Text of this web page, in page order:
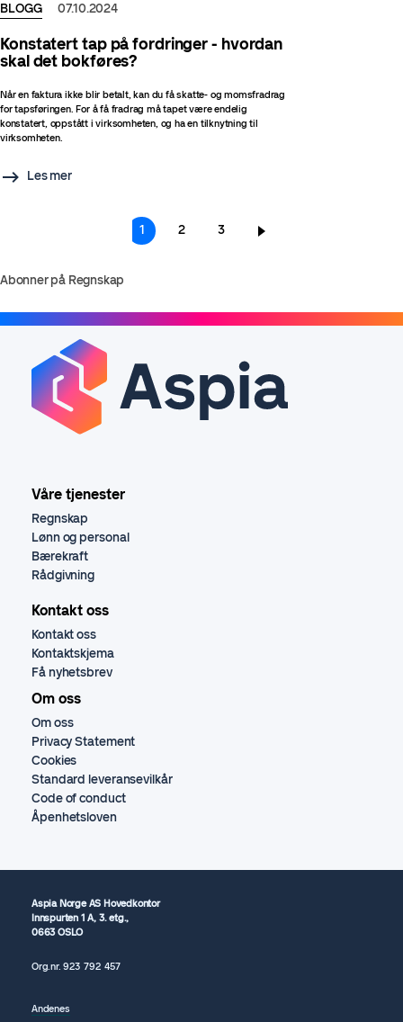
BLOGG 07.10.2024
Konstatert tap på fordringer - hvordan
skal det bokføres?
Når en faktura ikke blir betalt, kan du få skatte- og momsfradrag
for tapsføringen. For å få fradrag må tapet være endelig
konstatert, oppstått i virksomheten, og ha en tilknytning til
virksomheten.
Les mer
Nåværende
side
1 Page
2 Page
3
Abonner på Regnskap
Våre tjenester
Regnskap
Lønn og personal
Bærekraft
Rådgivning
Kontakt oss
Kontakt oss
Kontaktskjema
Få nyhetsbrev
Om oss
Om oss
Privacy Statement
Cookies
Standard leveransevilkår
Code of conduct
Åpenhetsloven
Aspia Norge AS Hovedkontor
Innspurten 1 A, 3. etg.,
0663 OSLO
Org.nr.923 792457
Andenes